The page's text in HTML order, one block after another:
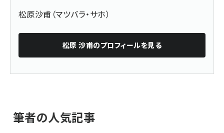
松原沙甫（マツバラ・サホ）
松原 沙甫のプロフィールを見る
筆者の人気記事